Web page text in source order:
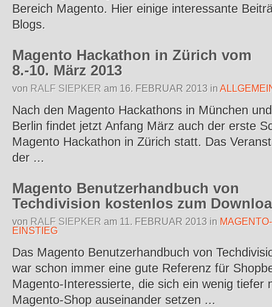
Bereich Magento. Hier einige interessante
Blogs.
Magento Hackathon in Zürich vom
8.-10. März 2013
von RALF SIEPKER am 16. FEBRUAR 2013 in
Nach den Magento Hackathons in München und
Berlin findet jetzt Anfang März auch der erste
Magento Hackathon in Zürich statt. Das
der ...
Magento Benutzerhandbuch von
Techdivision kostenlos zum
von RALF SIEPKER am 11. FEBRUAR 2013 in MAGENTO-
EINSTIEG
Das Magento Benutzerhandbuch von
war schon immer eine gute Referenz für
Magento-Interessierte, die sich ein wenig tiefer
Magento-Shop auseinander setzen ...